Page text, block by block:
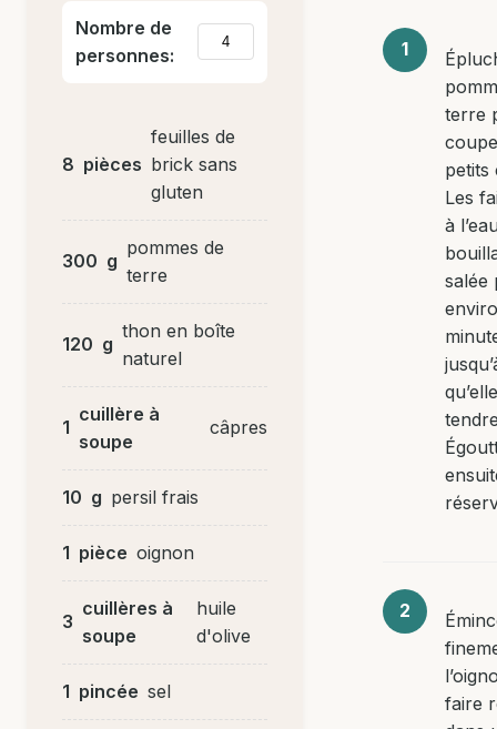
Nombre de
personnes:
8 pièces
feuilles de
brick sans
gluten
300 g
pommes de
terre
120 g
thon en boîte
naturel
1
cuillère à
soupe
câpres
10 g persil frais
1 pièce oignon
3
cuillères à
soupe
huile
d'olive
1 pincée sel
terre
petits
Les
à
salée
faire